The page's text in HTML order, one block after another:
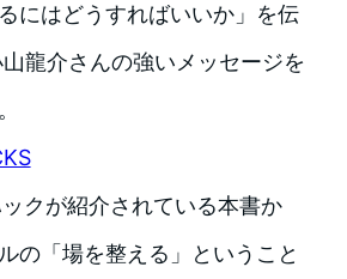
にはどうすればいいか」を伝
龍介さんの強いメッセージを
クが紹介されている本書か
の「場を整える」ということ